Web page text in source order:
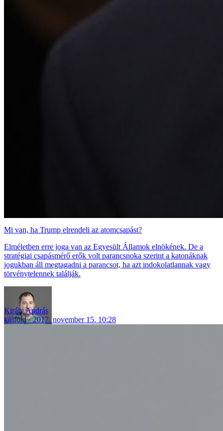
Mi van, ha Trump elrendeli az atomcsapást?
Elméletben erre joga van az Egyesült Államok elnökének. De a
stratégiai csapásmérő erők volt parancsnoka szerint a katonáknak
jogukban áll megtagadni a parancsot, ha azt indokolatlannak vagy
törvénytelennek találják.
Király András
külföld
2017. november 15. 10:28